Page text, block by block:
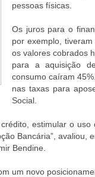
pessoas físicas.
Os juros para o
por exemplo,
os valores cobrados
para a aquisição
consumo caíram
nas taxas para
Social.
estimular o uso
Bancária”, avaliou,
Bendine.
um novo